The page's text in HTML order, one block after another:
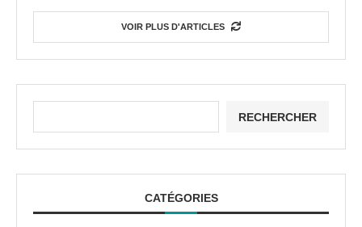
VOIR PLUS D'ARTICLES
RECHERCHER
CATÉGORIES